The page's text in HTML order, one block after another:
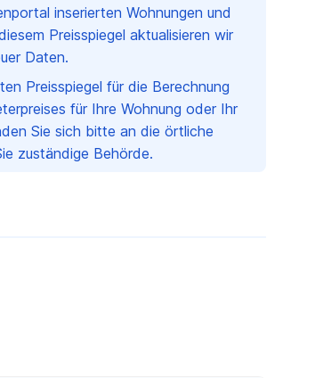
inserierten Wohnungen und
Preisspiegel aktualisieren wir
Daten.
Preisspiegel für die Berechnung
für Ihre Wohnung oder Ihr
Sie sich bitte an die örtliche
zuständige Behörde.